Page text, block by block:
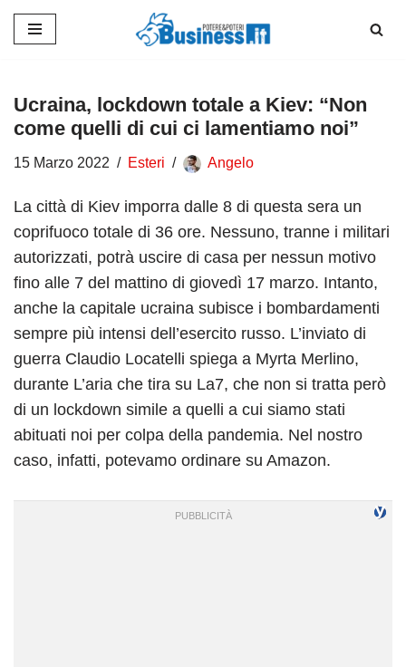
contenuto
Ucraina, lockdown totale a Kiev: “Non
come quelli di cui ci lamentiamo noi”
15 Marzo 2022 Esteri Angelo
La città di Kiev imporra dalle 8 di questa sera un
coprifuoco totale di 36 ore. Nessuno, tranne i militari
autorizzati, potrà uscire di casa per nessun motivo
fino alle 7 del mattino di giovedì 17 marzo. Intanto,
anche la capitale ucraina subisce i bombardamenti
sempre più intensi dell’esercito russo. L’inviato di
guerra Claudio Locatelli spiega a Myrta Merlino,
durante L’aria che tira su La7, che non si tratta però
di un lockdown simile a quelli a cui siamo stati
abituati noi per colpa della pandemia. Nel nostro
caso, infatti, potevamo ordinare su Amazon.